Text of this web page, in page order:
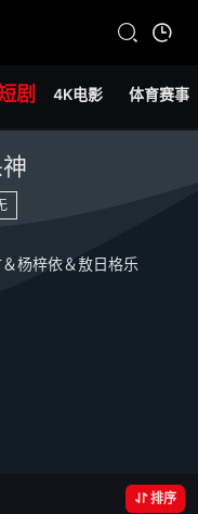
剧 4K电影 体育赛事
杨梓依＆敖日格乐
排序